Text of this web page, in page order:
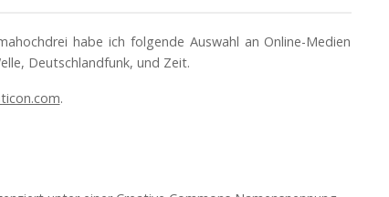
habe ich folgende Auswahl an Online-Medien
Deutschlandfunk, und Zeit.
.